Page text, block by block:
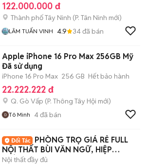
122.000.000 đ
Thành phố Tây Ninh (P. Tân Ninh mới)
LÂM TUẤN VINH 4.9 34đã bán
Apple iPhone 16 Pro Max 256GB Mỹ
Đã sử dụng
iPhone 16 Pro Max 256 GB Hết bảo hành
22.222.222 đ
Q. Gò Vấp (P. Thông Tây Hội mới)
Tô Minh 4đã bán
PHÒNG TRỌ GIÁ RẺ FULL
NỘI THẤT BÙI VĂN NGỮ, HIỆP
THÀNH
Nội thất đầy đủ